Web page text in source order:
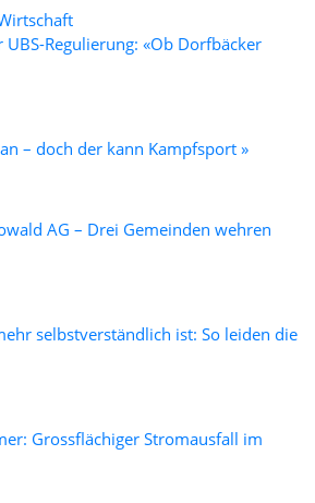
Regulierung: «Ob Dorfbäcker
– doch der kann Kampfsport »
AG – Drei Gemeinden wehren
selbstverständlich ist: So leiden die
Grossflächiger Stromausfall im